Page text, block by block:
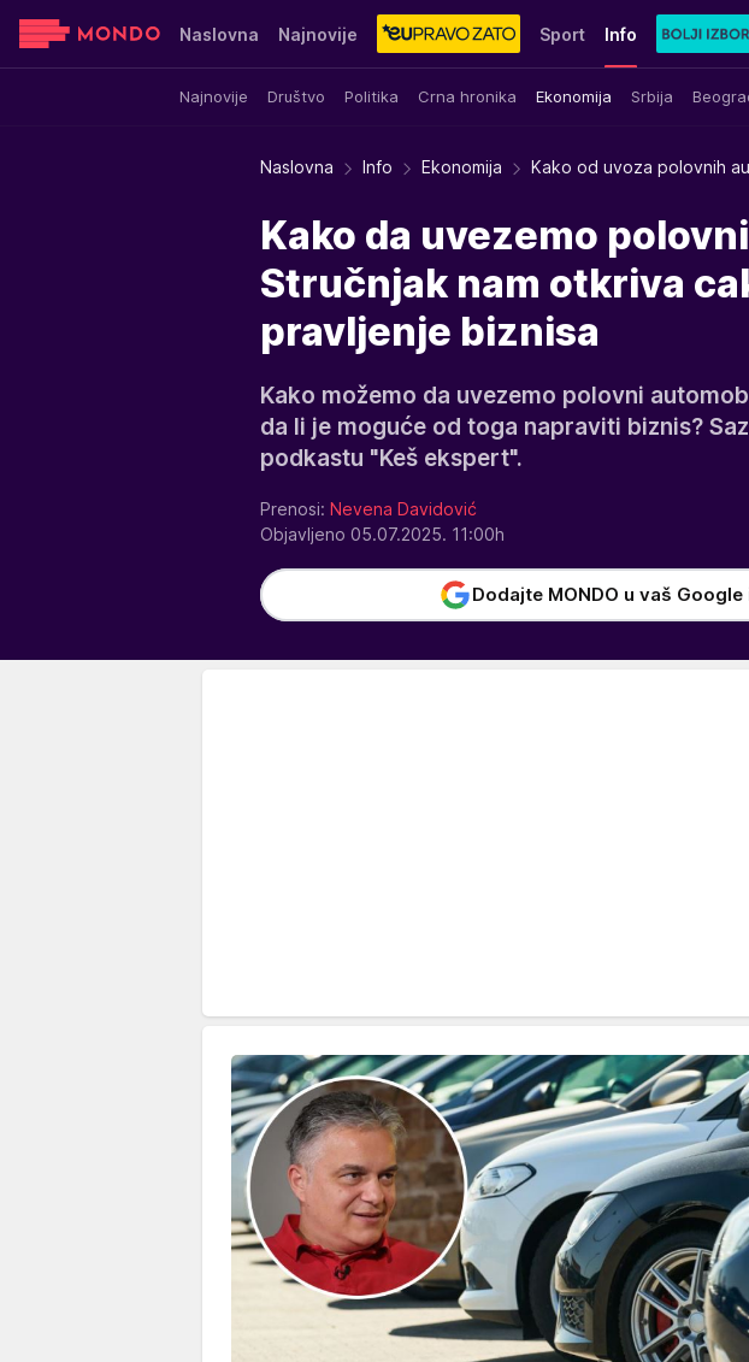
Naslovna Najnovije Sport Info
Najnovije Društvo Politika Crna hronika Ekonomija Srbija
Sensa Stvar ukusa Yumama
Naslovna Info Ekonomija Kako od uvoza polovnih
Kako da uvezemo
Stručnjak nam otkriva
pravljenje biznisa
Kako možemo da uvezemo polovni
da li je moguće od toga napraviti biznis?
podkastu "Keš ekspert".
Prenosi: Nevena Davidović
Objavljeno 05.07.2025. 11:00h
Dodajte MONDO u vaš